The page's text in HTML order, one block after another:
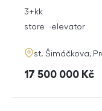
rozměry
disposition
3+kk
funkce
store elevator
adresa
st. Šimáčkova,
cena
17 500 000 Kč